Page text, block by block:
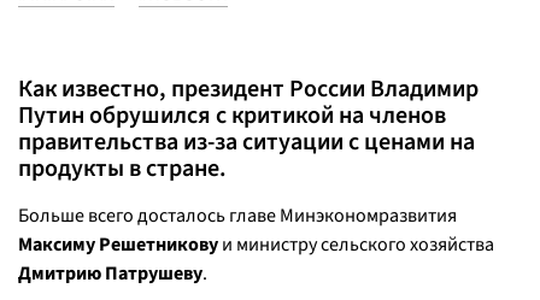
Как известно, президент России Владимир
Путин обрушился с критикой на членов
правительства из-за ситуации с ценами на
продукты в стране.
Больше всего досталось главе Минэкономразвития
Максиму Решетниковуи министру сельского хозяйства
Дмитрию Патрушеву.